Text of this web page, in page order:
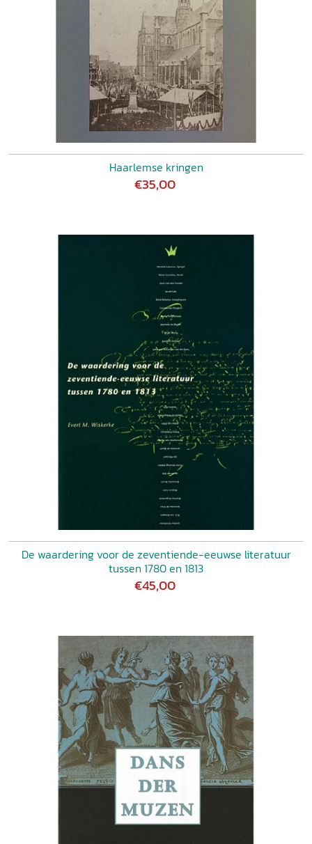
Haarlemse kringen
€35,00
De waardering voor de zeventiende-eeuwse literatuur
tussen 1780 en 1813
€45,00